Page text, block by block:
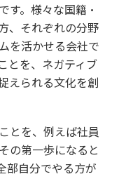
す。様々な国籍・
、それぞれの分野
を活かせる会社で
とを、ネガティブ
えられる文化を創
とを、例えば社員
の第一歩になると
部自分でやる方が